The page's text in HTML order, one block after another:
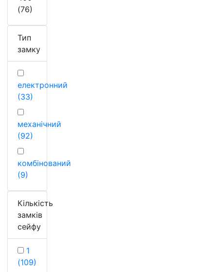
(76)
Тип
замку
електронний
(33)
механічний
(92)
комбінований
(9)
Кількість
замків
сейфу
1
(109)